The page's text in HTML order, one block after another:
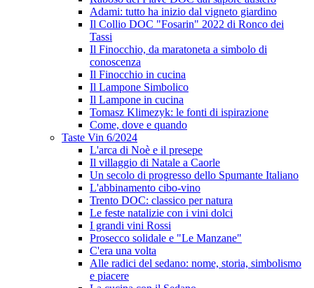
Adami: tutto ha inizio dal vigneto giardino
Il Collio DOC "Fosarin" 2022 di Ronco dei
Tassi
Il Finocchio, da maratoneta a simbolo di
conoscenza
Il Finocchio in cucina
Il Lampone Simbolico
Il Lampone in cucina
Tomasz Klimezyk: le fonti di ispirazione
Come, dove e quando
Taste Vin 6/2024
L'arca di Noè e il presepe
Il villaggio di Natale a Caorle
Un secolo di progresso dello Spumante Italiano
L'abbinamento cibo-vino
Trento DOC: classico per natura
Le feste natalizie con i vini dolci
I grandi vini Rossi
Prosecco solidale e "Le Manzane"
C'era una volta
Alle radici del sedano: nome, storia, simbolismo
e piacere